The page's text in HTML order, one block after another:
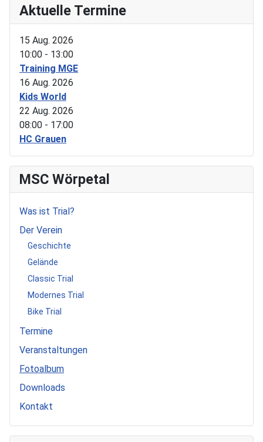
Aktuelle Termine
15 Aug. 2026
10:00 - 13:00
Training MGE
16 Aug. 2026
Kids World
22 Aug. 2026
08:00 - 17:00
HC Grauen
MSC Wörpetal
Was ist Trial?
Der Verein
Geschichte
Gelände
Classic Trial
Modernes Trial
Bike Trial
Termine
Veranstaltungen
Fotoalbum
Downloads
Kontakt